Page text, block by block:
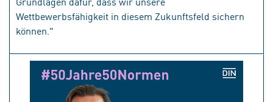
Wettbewerbsfähigkeit in diesem Zukunftsfeld sichern
können."